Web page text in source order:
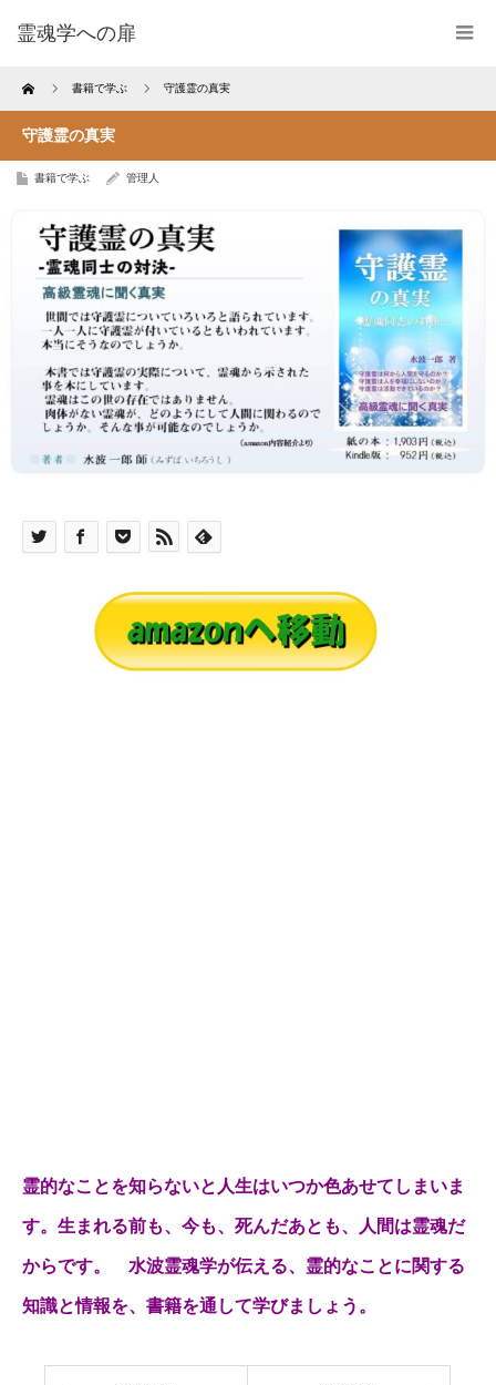
霊魂学への扉
Home 書籍で学ぶ 守護霊の真実
守護霊の真実
書籍で学ぶ 管理人
霊的なことを知らないと人生はいつか色あせてしまいま
す。生まれる前も、今も、死んだあとも、人間は霊魂だ
からです。 水波霊魂学が伝える、霊的なことに関する
知識と情報を、書籍を通して学びましょう。